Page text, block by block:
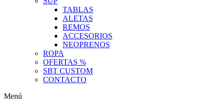
TABLAS
ALETAS
REMOS
ACCESORIOS
NEOPRENOS
ROPA
OFERTAS %
SBT CUSTOM
CONTACTO
Menú